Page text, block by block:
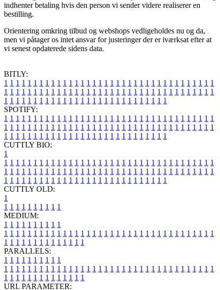
indhenter betaling hvis den person vi sender videre realiserer en
bestilling.
Orientering omkring tilbud og webshops vedligeholdes nu og da,
men vi påtager os intet ansvar for justeringer der er iværksat efter at
vi senest opdaterede sidens data.
BITLY:
1 1 1 1 1 1 1 1 1 1 1 1 1 1 1 1 1 1 1 1 1 1 1 1 1 1 1 1 1 1 1 1 1 1 1 1
1 1 1 1 1 1 1 1 1 1 1 1 1 1 1 1 1 1 1 1 1 1 1 1 1 1 1 1 1 1 1 1 1 1 1 1
1 1 1 1 1 1 1 1 1 1 1 1 1 1 1 1 1 1 1 1 1 1 1 1 1 1 1 1
SPOTIFY:
1 1 1 1 1 1 1 1 1 1 1 1 1 1 1 1 1 1 1 1 1 1 1 1 1 1 1 1 1 1 1 1 1 1 1 1
1 1 1 1 1 1 1 1 1 1 1 1 1 1 1 1 1 1 1 1 1 1 1 1 1 1 1 1 1 1 1 1 1 1 1 1
1 1 1 1 1 1 1 1 1 1 1 1 1 1 1 1 1 1 1 1 1 1 1 1 1 1 1 1
CUTTLY BIO:
1
1 1 1 1 1 1 1 1 1 1 1 1 1 1 1 1 1 1 1 1 1 1 1 1 1 1 1 1 1 1 1 1 1 1 1 1
1 1 1 1 1 1 1 1 1 1 1 1 1 1 1 1 1 1 1 1 1 1 1 1 1 1 1 1 1 1 1 1 1 1 1 1
1 1 1 1 1 1 1 1 1 1 1 1 1 1 1 1 1 1 1 1 1 1 1 1 1 1 1 1
CUTTLY OLD:
1
1 1 1 1 1 1 1 1 1 1
MEDIUM:
1 1 1 1 1 1 1 1 1 1
1 1 1 1 1 1 1 1 1 1 1 1 1 1 1 1 1 1 1 1 1 1 1 1 1 1 1 1 1 1 1 1 1 1 1 1
1 1 1 1 1 1 1 1 1 1 1 1 1 1
PARALLELS:
1 1 1 1 1 1 1 1 1 1
1 1 1 1 1 1 1 1 1 1 1 1 1 1 1 1 1 1 1 1 1 1 1 1 1 1 1 1 1 1 1 1 1 1 1 1
1 1 1 1 1 1 1 1 1 1 1 1 1 1
URL PARAMETER: